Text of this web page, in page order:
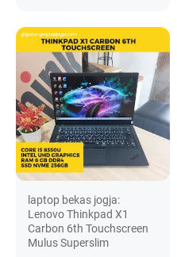
laptop bekas jogja:
Lenovo Thinkpad X1
Carbon 6th Touchscreen
Mulus Superslim